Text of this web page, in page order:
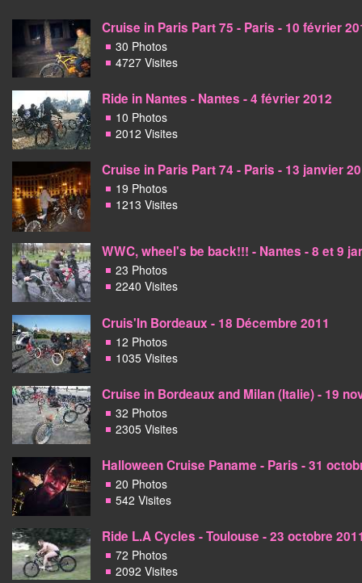
Cruise in Paris Part 75 - Paris - 10 février
30 Photos
4727 Visites
Ride in Nantes - Nantes - 4 février 2012
10 Photos
2012 Visites
Cruise in Paris Part 74 - Paris - 13 janvier
19 Photos
1213 Visites
WWC, wheel's be back!!! - Nantes - 8 et 9
23 Photos
2240 Visites
Cruis'In Bordeaux - 18 Décembre 2011
12 Photos
1035 Visites
Cruise in Bordeaux and Milan (Italie) - 19
32 Photos
2305 Visites
Halloween Cruise Paname - Paris - 31
20 Photos
542 Visites
Ride L.A Cycles - Toulouse - 23 octobre
72 Photos
2092 Visites